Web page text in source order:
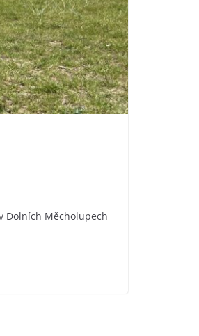
Dolních Měcholupech